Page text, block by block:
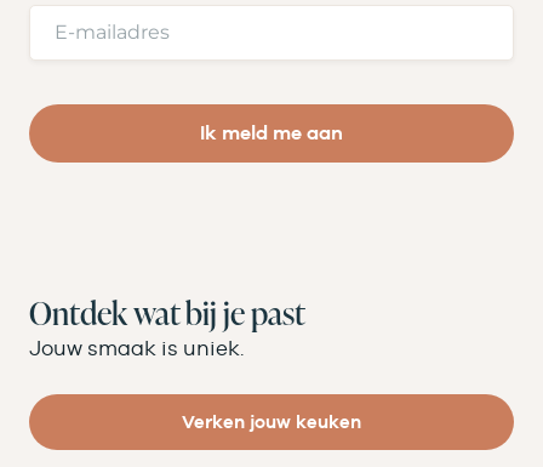
Ik meld me aan
Ontdek wat bij je past
Jouw smaak is uniek.
Verken jouw keuken